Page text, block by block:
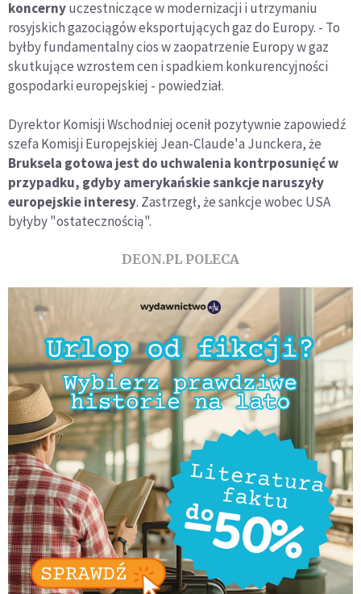
koncernyuczestniczące w modernizacji i utrzymaniu
rosyjskich gazociągów eksportujących gaz do Europy. - To
byłby fundamentalny cios w zaopatrzenie Europy w gaz
skutkujące wzrostem cen i spadkiem konkurencyjności
gospodarki europejskiej - powiedział.
Dyrektor Komisji Wschodniej ocenił pozytywnie zapowiedź
szefa Komisji Europejskiej Jean-Claude'a Junckera, że
Bruksela gotowa jest do uchwalenia kontrposunięć w
przypadku, gdyby amerykańskie sankcje naruszyły
europejskie interesy. Zastrzegł, że sankcje wobec USA
byłyby "ostatecznością".
DEON.PL POLECA